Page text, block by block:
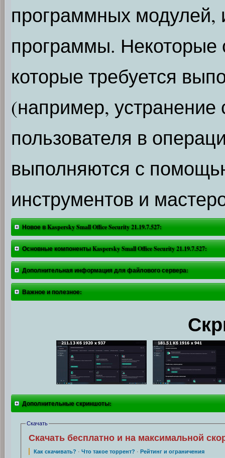
программных модулей,
программы. Некоторые
которые требуется
(например, устранение
пользователя в
выполняются с
инструментов и
Новое в Kaspersky Small Office Security 21.19.7.527:
Основные компоненты Kaspersky Small Office Security 21.19.7.527:
Дополнительная информация для файлового сервера:
Важное и полезное:
Дополнительные скриншоты:
Скачать
Скачать бесплатно и на максимальной
Как скачивать? ·Что такое торрент? ·Рейтинг и ограничения